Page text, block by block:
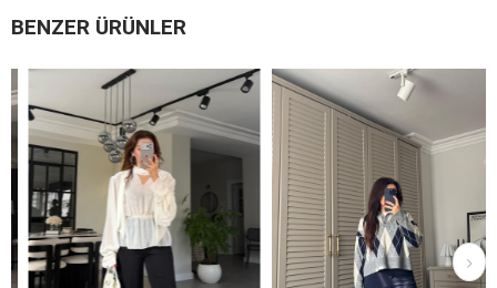
BENZER ÜRÜNLER